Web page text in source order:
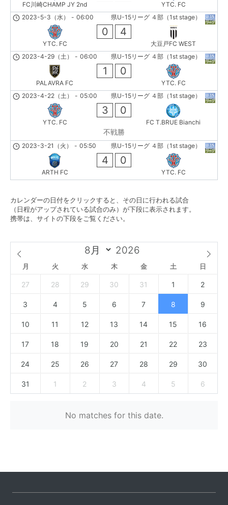
FC川崎CHAMP JY 2nd
YTC. FC
県U-15リーグ ４部（1st stage）
2023-5-3（水） - 06:00
YTC. FC
0 4
大豆戸FC WEST
県U-15リーグ ４部（1st stage）
2023-4-29（土） - 06:00
PALAVRA FC
1 0
YTC. FC
県U-15リーグ ４部（1st stage）
2023-4-22（土） - 05:00
YTC. FC
3 0
FC T.BRUE Bianchi
不戦勝
県U-15リーグ ４部（1st stage）
2023-3-21（火） - 05:50
ARTH FC
4 0
YTC. FC
カレンダーの日付をクリックすると、その日に行われる試合
（日程がアップされている試合のみ）が下段に表示されます。
携帯は、サイトの下段をご覧ください。
月 火 水 木 金 土 日
27 28 29 30 31 1 2
3 4 5 6 7 8 9
10 11 12 13 14 15 16
17 18 19 20 21 22 23
24 25 26 27 28 29 30
31 1 2 3 4 5 6
No matches for this date.